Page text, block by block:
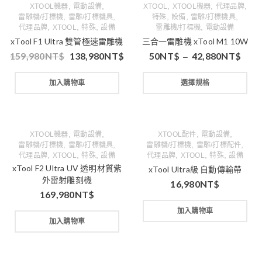
XTOOL機器 電動設備
雷雕機/打標機 雷雕/打標機具
代理品牌 XTOOL ,特殊, 設備
xTool F1 Ultra 雙管極速雷雕機
159,980NT$ 138,980NT$
加入購物車
XTOOL XTOOL機器 代理品牌,
特殊 設備 雷雕/打標機具,
雷雕機/打標機 電動設備
三合一雷雕機 xTool M1 10W
50NT$ – 42,880NT$
選擇規格
XTOOL機器 電動設備
雷雕機/打標機 雷雕/打標機具
代理品牌 XTOOL ,特殊, 設備
xTool F2 Ultra UV 透明材質紫
外雷射雕刻機
169,980NT$
加入購物車
XTOOL配件 電動設備
雷雕機/打標機 雷雕/打標配件
代理品牌 XTOOL ,特殊, 設備
xTool Ultra級 自動傳輸帶
16,980NT$
加入購物車